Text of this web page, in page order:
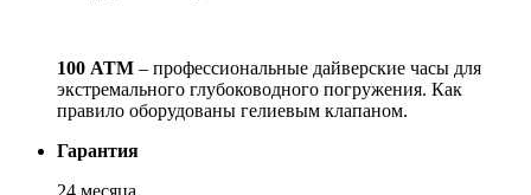
100 АТМ – профессиональные дайверские часы для
экстремального глубоководного погружения. Как
правило оборудованы гелиевым клапаном.
Гарантия